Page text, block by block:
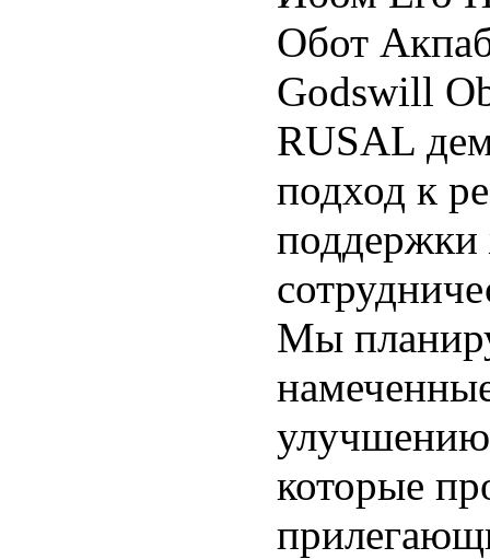
Обот
Godswill
RUSAL
подход к
Мы
которые